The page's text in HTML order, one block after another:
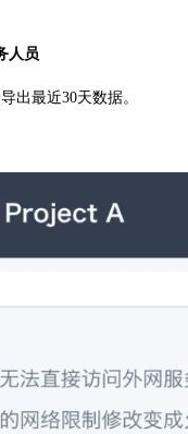
人员
出最近30天数据。